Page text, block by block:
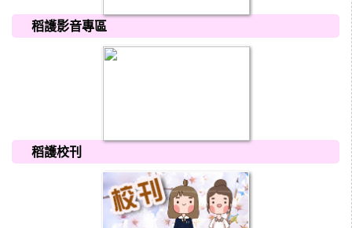
稻護影音專區
稻護校刊